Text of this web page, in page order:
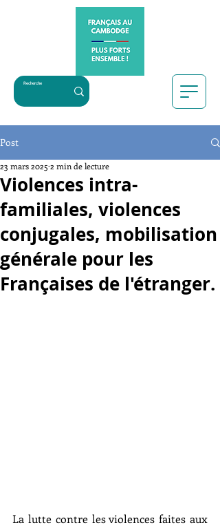
Post
Violences intra-
familiales, violences
conjugales, mobilisation
générale pour les
Françaises de l'étranger.
23 mars 2025 2 min de lecture
La lutte contre les violences faites aux